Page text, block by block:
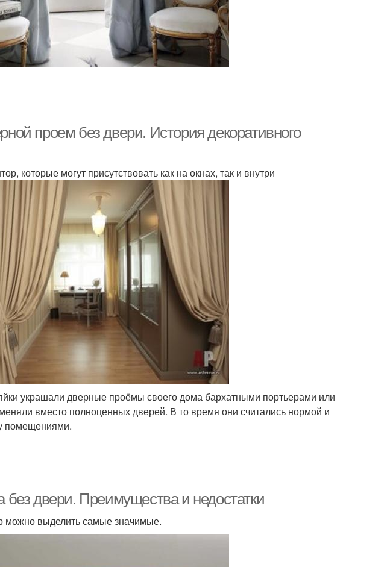
проем без двери. История декоративного
которые могут присутствовать как на окнах, так и внутри
украшали дверные проёмы своего дома бархатными портьерами или
вместо полноценных дверей. В то время они считались нормой и
помещениями.
двери. Преимущества и недостатки
можно выделить самые значимые.